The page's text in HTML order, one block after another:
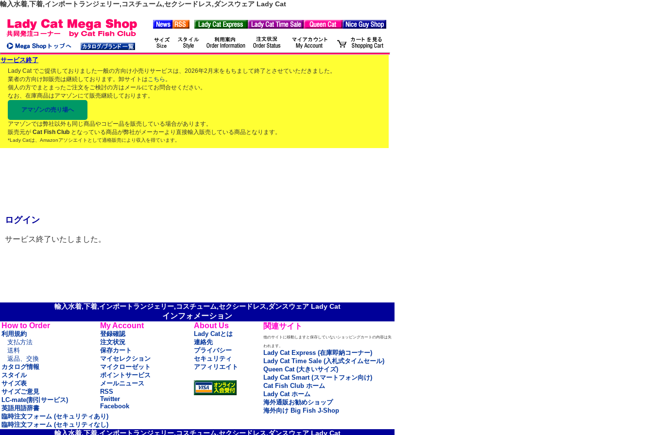
輸入水着,下着,インポートランジェリー,コスチューム,セクシードレス,ダンスウェア Lady Cat
サービス終了
Lady Cat でご提供しておりました一般の方向け小売りサービスは、2026年2月末をもちまして終了とさせていただきました。
業者の方向け卸販売は継続しております。卸サイトはこちら 。
個人の方でまとまったご注文をご検討の方はメールにてお問合せください。
なお、在庫商品はアマゾンにて販売継続しております。
アマゾンの売り場へ
アマゾンでは弊社以外も同じ商品やコピー品を販売している場合があります。
販売元が Cat Fish Club となっている商品が弊社がメーカーより直接輸入販売している商品となります。
*Lady Catは、Amazonアソシエイトとして適格販売により収入を得ています。
ログイン
サービス終了いたしました。
輸入水着,下着,インポートランジェリー,コスチューム,セクシードレス,ダンスウェア Lady Cat
インフォメーション
How to Order
利用規約
支払方法
送料
返品、交換
カタログ情報
スタイル
サイズ表
サイズご意見
LC-mate(割引サービス)
英語用語辞書
My Account
登録確認
注文状況
保存カート
マイセレクション
マイクローゼット
ポイントサービス
メールニュース
RSS
Twitter
Facebook
About Us
Lady Catとは
連絡先
プライバシー
セキュリティ
アフィリエイト
関連サイト
他のサイトに移動しますと保存していないショッピングカートの内容は失
われます。
Lady Cat Express (在庫即納コーナー)
Lady Cat Time Sale (入札式タイムセール)
Queen Cat (大きいサイズ)
Lady Cat Smart (スマートフォン向け)
Cat Fish Club ホーム
Lady Cat ホーム
海外通販お勧めショップ
海外向け Big Fish J-Shop
臨時注文フォーム (セキュリティあり)
臨時注文フォーム (セキュリティなし)
輸入水着,下着,インポートランジェリー,コスチューム,セクシードレス,ダンスウェア Lady Cat